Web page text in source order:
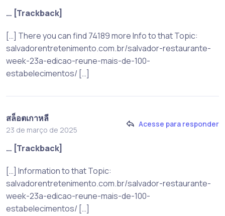
… [Trackback]
[…] There you can find 74189 more Info to that Topic:
salvadorentretenimento.com.br/salvador-restaurante-
week-23a-edicao-reune-mais-de-100-
estabelecimentos/ […]
สล็อตเกาหลี
23 de março de 2025
Acesse para responder
… [Trackback]
[…] Information to that Topic:
salvadorentretenimento.com.br/salvador-restaurante-
week-23a-edicao-reune-mais-de-100-
estabelecimentos/ […]